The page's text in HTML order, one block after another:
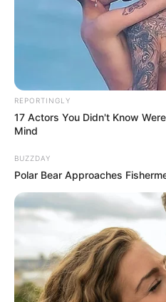
REPORTINGLY
17 Actors You Didn't Know
Mind
BUZZDAY
Polar Bear Approaches